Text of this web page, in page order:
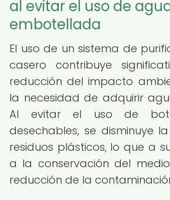
al evitar el uso de
embotellada
El uso de un sistema de
casero contribuye
reducción del impacto
la necesidad de adquirir
Al evitar el uso de
desechables, se disminuye
residuos plásticos, lo que a
a la conservación del
reducción de la